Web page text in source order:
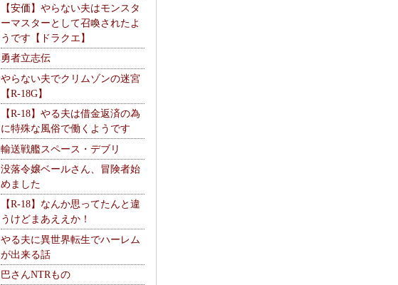
【安価】やらない夫はモンスタ
ーマスターとして召喚されたよ
うです【ドラクエ】
勇者立志伝
やらない夫でクリムゾンの迷宮
【R-18G】
【R-18】やる夫は借金返済の為
に特殊な風俗で働くようです
輸送戦艦スペース・デブリ
没落令嬢ベールさん、冒険者始
めました
【R-18】なんか思ってたんと違
うけどまあええか！
やる夫に異世界転生でハーレム
が出来る話
巴さんNTRもの